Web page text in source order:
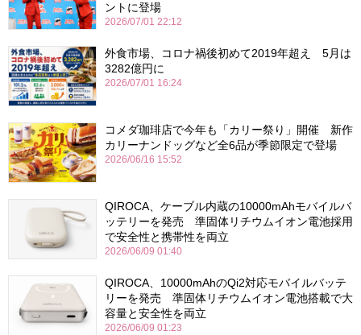
ントに登場
2026/07/01 22:12
外食市場、コロナ禍後初めて2019年超え 5月は
3282億円に
2026/07/01 16:24
コメダ珈琲店で今年も「カリー祭り」開催 新作
カリーナンドッグなど全6品が季節限定で登場
2026/06/16 15:52
QIROCA、ケーブル内蔵の10000mAhモバイルバ
ッテリーを発売 準固体リチウムイオン電池採用
で安全性と携帯性を両立
2026/06/09 01:40
QIROCA、10000mAhのQi2対応モバイルバッテ
リーを発売 準固体リチウムイオン電池搭載で大
容量と安全性を両立
2026/06/09 01:23